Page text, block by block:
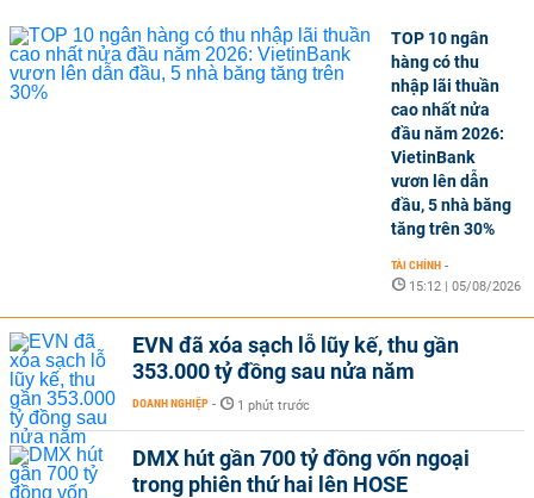
TOP 10 ngân
hàng có thu
nhập lãi thuần
cao nhất nửa
đầu năm 2026:
VietinBank
vươn lên dẫn
đầu, 5 nhà băng
tăng trên 30%
TÀI CHÍNH -
15:12 | 05/08/2026
EVN đã xóa sạch lỗ lũy kế, thu gần
353.000 tỷ đồng sau nửa năm
DOANH NGHIỆP - 1 phút trước
DMX hút gần 700 tỷ đồng vốn ngoại
trong phiên thứ hai lên HOSE